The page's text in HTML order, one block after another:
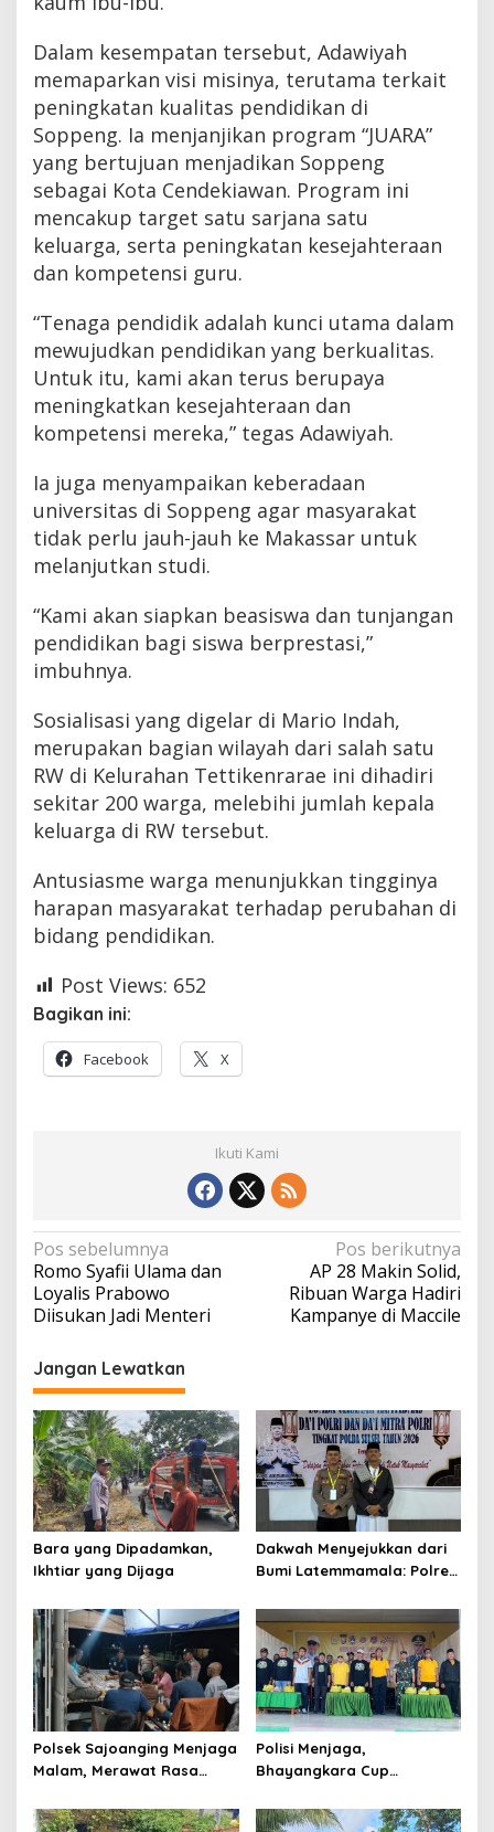
Dalam kesempatan tersebut, Adawiyah
memaparkan visi misinya, terutama terkait
peningkatan kualitas pendidikan di
Soppeng. Ia menjanjikan program “JUARA”
yang bertujuan menjadikan Soppeng
sebagai Kota Cendekiawan. Program ini
mencakup target satu sarjana satu
keluarga, serta peningkatan kesejahteraan
dan kompetensi guru.
“Tenaga pendidik adalah kunci utama dalam
mewujudkan pendidikan yang berkualitas.
Untuk itu, kami akan terus berupaya
meningkatkan kesejahteraan dan
kompetensi mereka,” tegas Adawiyah.
Ia juga menyampaikan keberadaan
universitas di Soppeng agar masyarakat
tidak perlu jauh-jauh ke Makassar untuk
melanjutkan studi.
“Kami akan siapkan beasiswa dan tunjangan
pendidikan bagi siswa berprestasi,”
imbuhnya.
Sosialisasi yang digelar di Mario Indah,
merupakan bagian wilayah dari salah satu
RW di Kelurahan Tettikenrarae ini dihadiri
sekitar 200 warga, melebihi jumlah kepala
keluarga di RW tersebut.
Antusiasme warga menunjukkan tingginya
harapan masyarakat terhadap perubahan di
bidang pendidikan.
Post Views: 652
Bagikan ini:
Facebook X
Ikuti Kami
Navigasi
pos
Pos sebelumnya
Romo Syafii Ulama dan
Loyalis Prabowo
Diisukan Jadi Menteri
Pos berikutnya
AP 28 Makin Solid,
Ribuan Warga Hadiri
Kampanye di Maccile
Jangan Lewatkan
Bara yang Dipadamkan,
Ikhtiar yang Dijaga
Dakwah Menyejukkan dari
Bumi Latemmamala: Polres
Kamtibmas di Lomba Dai
Polda Sulsel
Polsek Sajoanging Menjaga
Malam, Merawat Rasa
Kehangatan Warga
Polisi Menjaga,
Bhayangkara Cup